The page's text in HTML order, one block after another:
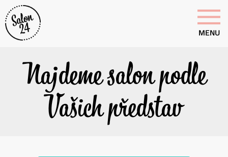
MENU
Najdeme salon podle
Vašich představ